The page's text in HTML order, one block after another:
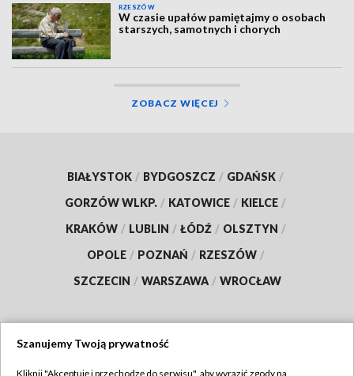
RZESZÓW
W czasie upałów pamiętajmy o osobach
starszych, samotnych i chorych
ZOBACZ WIĘCEJ
BIAŁYSTOK / BYDGOSZCZ / GDAŃSK /
GORZÓW WLKP. / KATOWICE / KIELCE /
KRAKÓW / LUBLIN / ŁÓDŹ / OLSZTYN /
OPOLE / POZNAŃ / RZESZÓW /
SZCZECIN / WARSZAWA / WROCŁAW
Szanujemy Twoją prywatność
Kliknij "Akceptuję i przechodzę do serwisu", aby wyrazić zgody na